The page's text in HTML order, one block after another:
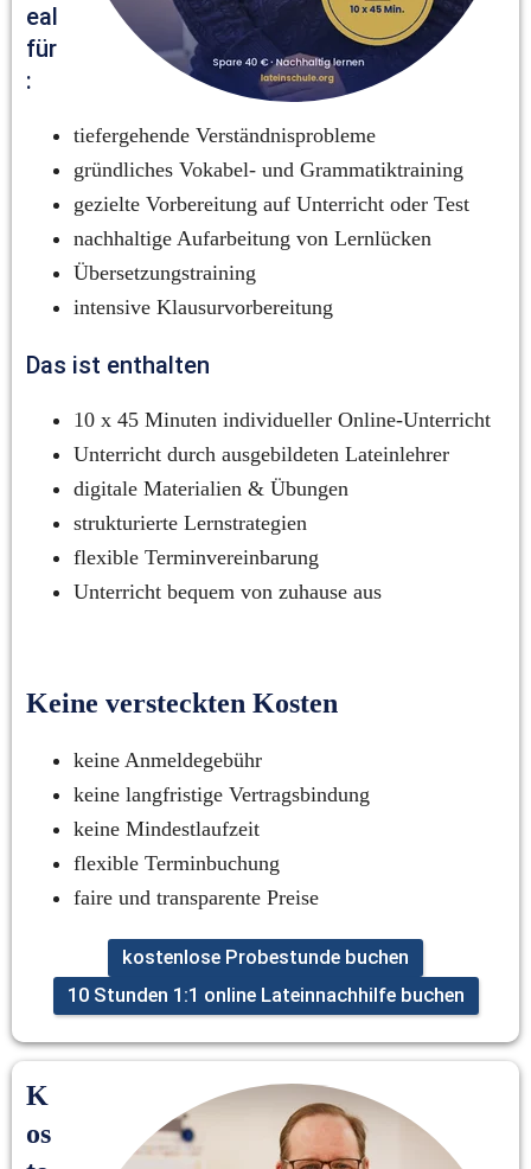
eal
für
:
tiefergehende Verständnisprobleme
gründliches Vokabel- und Grammatiktraining
gezielte Vorbereitung auf Unterricht oder Test
nachhaltige Aufarbeitung von Lernlücken
Übersetzungstraining
intensive Klausurvorbereitung
Das ist enthalten
10 x 45 Minuten individueller Online-Unterricht
Unterricht durch ausgebildeten Lateinlehrer
digitale Materialien & Übungen
strukturierte Lernstrategien
flexible Terminvereinbarung
Unterricht bequem von zuhause aus
Keine versteckten Kosten
keine Anmeldegebühr
keine langfristige Vertragsbindung
keine Mindestlaufzeit
flexible Terminbuchung
faire und transparente Preise
kostenlose Probestunde buchen
10 Stunden 1:1 online Lateinnachhilfe buchen
K
os